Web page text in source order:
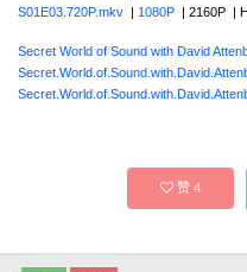
S01E03.720P.mkv | 1080P | 2160P |
Secret World of Sound with David
赞4